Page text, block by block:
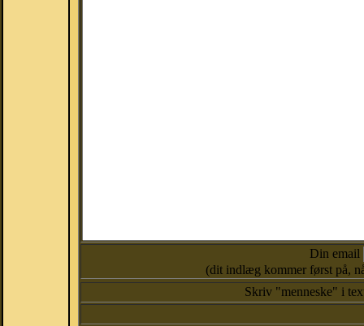
Din email
(dit indlæg kommer først på,
Skriv "menneske" i